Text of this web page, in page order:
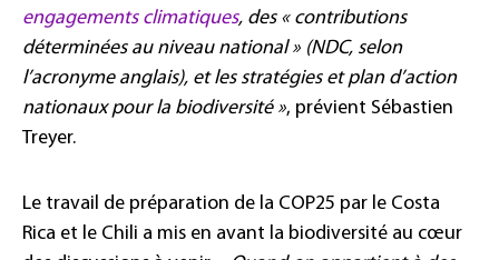
engagements climatiques, des « contributions
déterminées au niveau national » (NDC, selon
l’acronyme anglais), et les stratégies et plan d’action
nationaux pour la biodiversité », prévient Sébastien
Treyer.
Le travail de préparation de la COP25 par le Costa
Rica et le Chili a mis en avant la biodiversité au cœur